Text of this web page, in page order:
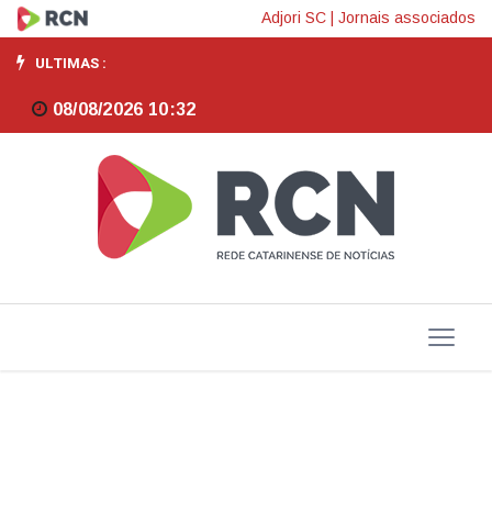
Em
SC,
recursos
destinados
empresas
a
Adjori SC Jornais associados
ULTIMAS :
08/08/2026 10:32